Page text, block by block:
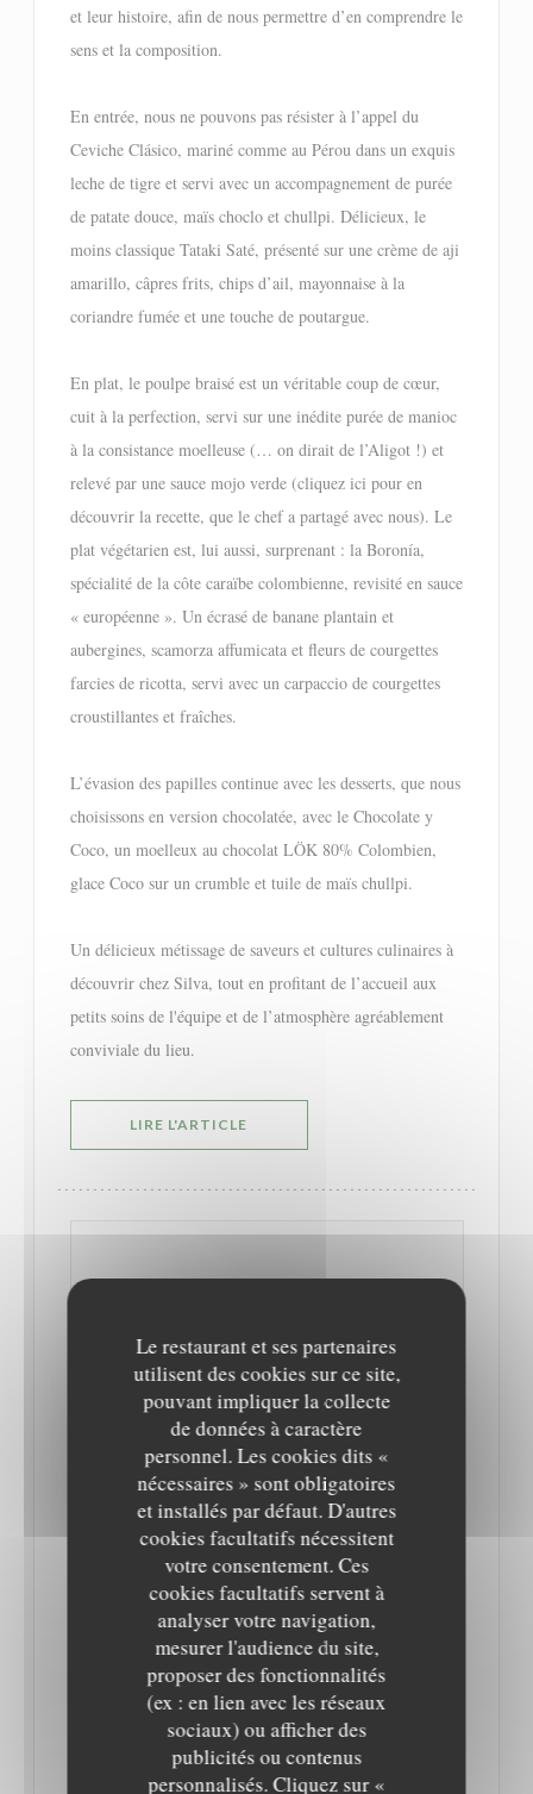
Le restaurant et ses partenaires
utilisent des cookies sur ce site,
pouvant impliquer la collecte
de données à caractère
personnel. Les cookies dits «
nécessaires » sont obligatoires
et installés par défaut. D'autres
cookies facultatifs nécessitent
votre consentement. Ces
cookies facultatifs servent à
analyser votre navigation,
mesurer l'audience du site,
proposer des fonctionnalités
(ex : en lien avec les réseaux
sociaux) ou afficher des
publicités ou contenus
personnalisés. Cliquez sur «
et leur histoire, afin de nous permettre d’en comprendre le
sens et la composition.
En entrée, nous ne pouvons pas résister à l’appel du
Ceviche Clásico, mariné comme au Pérou dans un exquis
leche de tigre et servi avec un accompagnement de purée
de patate douce, maïs choclo et chullpi. Délicieux, le
moins classique Tataki Saté, présenté sur une crème de aji
amarillo, câpres frits, chips d’ail, mayonnaise à la
coriandre fumée et une touche de poutargue.
En plat, le poulpe braisé est un véritable coup de cœur,
cuit à la perfection, servi sur une inédite purée de manioc
à la consistance moelleuse (… on dirait de l’Aligot !) et
relevé par une sauce mojo verde (cliquez ici pour en
découvrir la recette, que le chef a partagé avec nous). Le
plat végétarien est, lui aussi, surprenant : la Boronía,
spécialité de la côte caraïbe colombienne, revisité en sauce
« européenne ». Un écrasé de banane plantain et
aubergines, scamorza affumicata et fleurs de courgettes
farcies de ricotta, servi avec un carpaccio de courgettes
croustillantes et fraîches.
L’évasion des papilles continue avec les desserts, que nous
choisissons en version chocolatée, avec le Chocolate y
Coco, un moelleux au chocolat LÖK 80% Colombien,
glace Coco sur un crumble et tuile de maïs chullpi.
Un délicieux métissage de saveurs et cultures culinaires à
découvrir chez Silva, tout en profitant de l’accueil aux
petits soins de l'équipe et de l’atmosphère agréablement
conviviale du lieu.
LIRE L'ARTICLE
PARIS : LE RESTO SELVA INVITE LA JUNGLE
AMAZONIENNE DANS VOTRE ASSIETTE À
LA MAISON !
En octobre dernier, c’est avec le plus grand enthousiasme
que nous vous parlions de Selva, nouveau resto du 5ème
arrondissement de Paris que nous étions allés tester. Déco
jungle, bar à cocktails exotiques… Dans un décor à la
végétation luxuriante, nous avions été littéralement séduits